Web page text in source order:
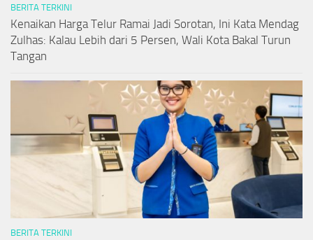
BERITA TERKINI
Kenaikan Harga Telur Ramai Jadi Sorotan, Ini Kata Mendag
Zulhas: Kalau Lebih dari 5 Persen, Wali Kota Bakal Turun
Tangan
BERITA TERKINI